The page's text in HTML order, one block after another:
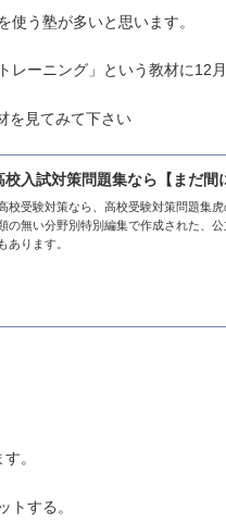
う塾が多いと思います。
ーニング」という教材に12
を見てみて下さい
入試対策問題集なら【まだ間
校受験対策なら、高校受験対策問題集
の無い分野別特別編集で作成された、
あります。
。
する。